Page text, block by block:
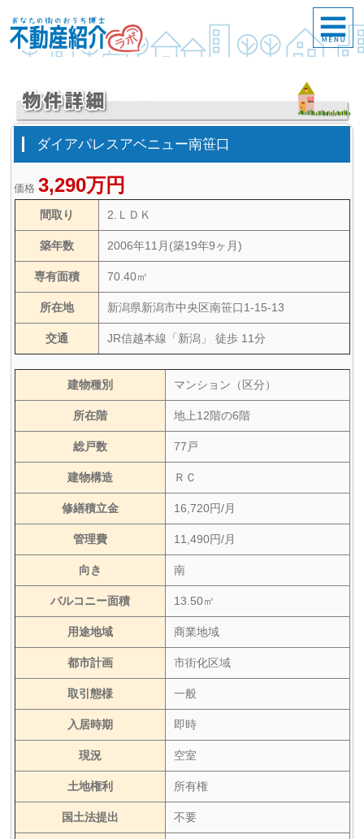
ダイアパレスアベニュー南笹口
価格3,290万円
間取り 2.ＬＤＫ
築年数 2006年11月(築19年9ヶ月)
専有面積 70.40㎡
所在地 新潟県新潟市中央区南笹口1-15-13
交通 JR信越本線「新潟」 徒歩 11分
建物種別 マンション（区分）
所在階 地上12階の6階
総戸数 77戸
建物構造 ＲＣ
修繕積立金 16,720円/月
管理費 11,490円/月
向き 南
バルコニー面積 13.50㎡
用途地域 商業地域
都市計画 市街化区域
取引態様 一般
入居時期 即時
現況 空室
土地権利 所有権
国土法提出 不要